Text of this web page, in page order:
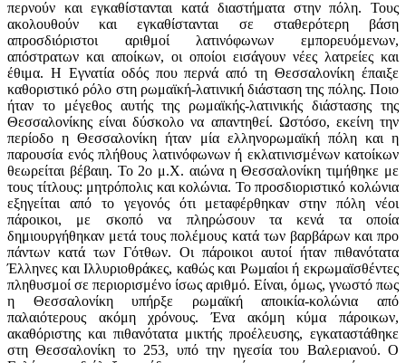
περνούν και εγκαθίστανται κατά διαστήματα στην πόλη. Τους
ακολουθούν και εγκαθίστανται σε σταθερότερη βάση
απροσδιόριστοι αριθμοί λατινόφωνων εμπορευόμενων,
απόστρατων και αποίκων, οι οποίοι εισάγουν νέες λατρείες και
έθιμα. Η Εγνατία οδός που περνά από τη Θεσσαλονίκη έπαιξε
καθοριστικό ρόλο στη ρωμαϊκή-λατινική διάσταση της πόλης. Ποιο
ήταν το μέγεθος αυτής της ρωμαϊκής-λατινικής διάστασης της
Θεσσαλονίκης είναι δύσκολο να απαντηθεί. Ωστόσο, εκείνη την
περίοδο η Θεσσαλονίκη ήταν μία ελληνορωμαϊκή πόλη και η
παρουσία ενός πλήθους λατινόφωνων ή εκλατινισμένων κατοίκων
θεωρείται βέβαιη. Το 2ο μ.Χ. αιώνα η Θεσσαλονίκη τιμήθηκε με
τους τίτλους: μητρόπολις και κολώνια. Το προσδιοριστικό κολώνια
εξηγείται από το γεγονός ότι μεταφέρθηκαν στην πόλη νέοι
πάροικοι, με σκοπό να πληρώσουν τα κενά τα οποία
δημιουργήθηκαν μετά τους πολέμους κατά των βαρβάρων και προ
πάντων κατά των Γότθων. Οι πάροικοι αυτοί ήταν πιθανότατα
Έλληνες και Ιλλυριοθράκες, καθώς και Ρωμαίοι ή εκρωμαϊσθέντες
πληθυσμοί σε περιορισμένο ίσως αριθμό. Είναι, όμως, γνωστό πως
η Θεσσαλονίκη υπήρξε ρωμαϊκή αποικία-κολώνια από
παλαιότερους ακόμη χρόνους. Ένα ακόμη κύμα πάροικων,
ακαθόριστης και πιθανότατα μικτής προέλευσης, εγκαταστάθηκε
στη Θεσσαλονίκη το 253, υπό την ηγεσία του Βαλεριανού. Ο